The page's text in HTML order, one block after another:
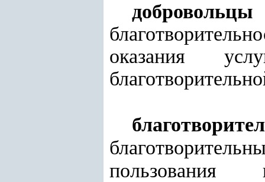
добровольцы
оказания
пользования